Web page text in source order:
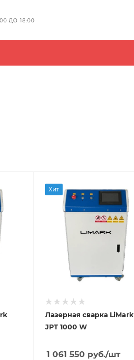
ДО 18:00
Хит
Лазерная сварка LiMark
JPT 1000 W
1 061 550 руб./шт